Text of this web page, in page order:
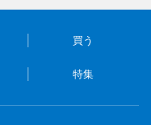
買う
特集